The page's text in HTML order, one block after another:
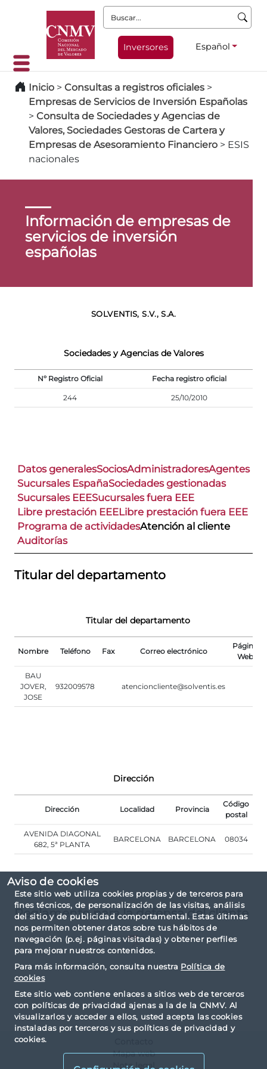
Aviso de cookies
Este sitio web utiliza cookies propias y de terceros para
fines técnicos, de personalización de las visitas, análisis
del sitio y de publicidad comportamental. Estas últimas
nos permiten obtener datos sobre tus hábitos de
navegación (p.ej. páginas visitadas) y obtener perfiles
para mejorar nuestros contenidos.
Para más información, consulta nuestra Política de
cookies
Este sitio web contiene enlaces a sitios web de terceros
con políticas de privacidad ajenas a la de la CNMV. Al
visualizarlos y acceder a ellos, usted acepta las cookies
instaladas por terceros y sus políticas de privacidad y
cookies.
Buscar:
Inversores Español
Inicio > Consultas a registros oficiales >
Empresas de Servicios de Inversión Españolas
> Consulta de Sociedades y Agencias de
Valores, Sociedades Gestoras de Cartera y
Empresas de Asesoramiento Financiero > ESIS
nacionales
Información de empresas de
servicios de inversión
españolas
SOLVENTIS, S.V., S.A.
Sociedades y Agencias de Valores
Nº Registro Oficial Fecha registro oficial
244 25/10/2010
Datos generalesSociosAdministradoresAgentes
Sucursales EspañaSociedades gestionadas
Sucursales EEESucursales fuera EEE
Libre prestación EEELibre prestación fuera EEE
Programa de actividadesAtención al cliente
Auditorías
Titular del departamento
Titular del departamento
Nombre Teléfono Fax Correo electrónico
Página
Web
BAU
JOVER,
JOSE
932009578 atencioncliente@solventis.es
Dirección
Dirección Localidad Provincia
Código
postal
AVENIDA DIAGONAL
682, 5ª PLANTA
BARCELONA BARCELONA 08034
Reglamento para la defensa del cliente
Mapa web
Nota legal